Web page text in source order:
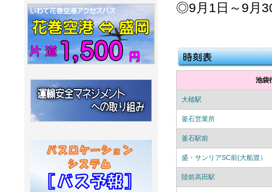
◎9月1日～9月
池袋
大槌駅
釜石営業所
釜石駅前
盛・サンリアSC前(大船渡）
陸前高田駅